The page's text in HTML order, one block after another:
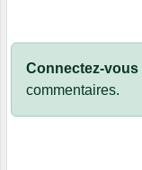
Connectez-vous
commentaires.